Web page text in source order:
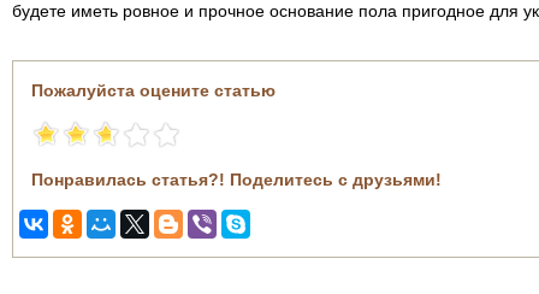
будете иметь ровное и прочное основание пола пригодное для
Пожалуйста оцените статью
Понравилась статья?! Поделитесь с друзьями!